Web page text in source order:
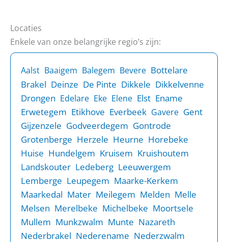
Locaties
Enkele van onze belangrijke regio’s zijn:
Aalst Baaigem Balegem Bevere Bottelare
Brakel Deinze De Pinte Dikkele Dikkelvenne
Drongen Edelare Eke Elene Elst Ename
Erwetegem Etikhove Everbeek Gavere Gent
Gijzenzele Godveerdegem Gontrode
Grotenberge Herzele Heurne Horebeke
Huise Hundelgem Kruisem Kruishoutem
Landskouter Ledeberg Leeuwergem
Lemberge Leupegem Maarke-Kerkem
Maarkedal Mater Meilegem Melden Melle
Melsen Merelbeke Michelbeke Moortsele
Mullem Munkzwalm Munte Nazareth
Nederbrakel Nederename Nederzwalm